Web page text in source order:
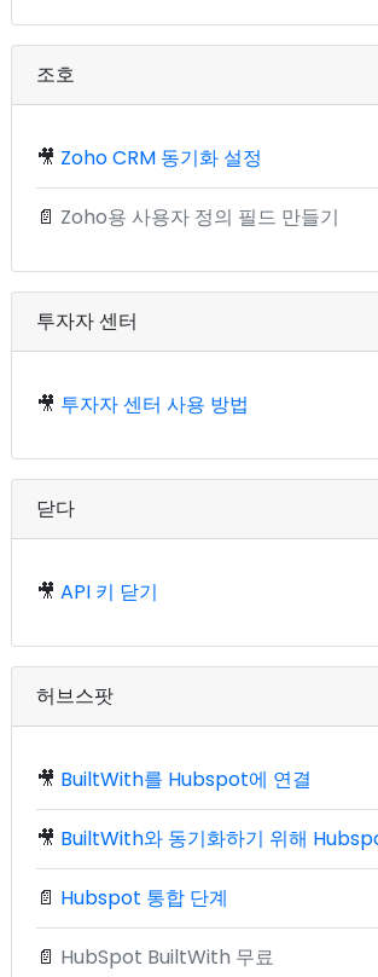
조호
🎥 Zoho CRM 동기화 설정
📄 Zoho용 사용자 정의 필드 만들기
투자자 센터
🎥 투자자 센터 사용 방법
닫다
🎥 API 키 닫기
허브스팟
🎥 BuiltWith를 Hubspot에 연결
🎥 BuiltWith와 동기화하기 위해
📄 Hubspot 통합 단계
📄 HubSpot BuiltWith 무료